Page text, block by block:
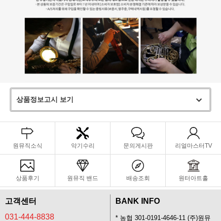
상품정보고시 보기
원뮤직소식 악기수리 문의게시판 리얼마스터TV
상품후기 원뮤직 밴드 배송조회 원터아트홀
고객센터
031-444-8838
BANK INFO
* 농협 301-0191-4646-11 (주)원뮤